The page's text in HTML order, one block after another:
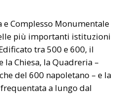
Complesso Monumentale
più importanti istituzioni
tra 500 e 600, il
Chiesa, la Quadreria –
del 600 napoletano – e la
a lungo dal